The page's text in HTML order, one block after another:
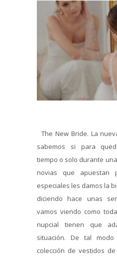
The New Bride. La
sabemos si para
tiempo o solo durante
novias que apuestan
especiales les damos la
diciendo hace unas
vamos viendo como
nupcial tienen que
situación. De tal modo
colección de vestidos